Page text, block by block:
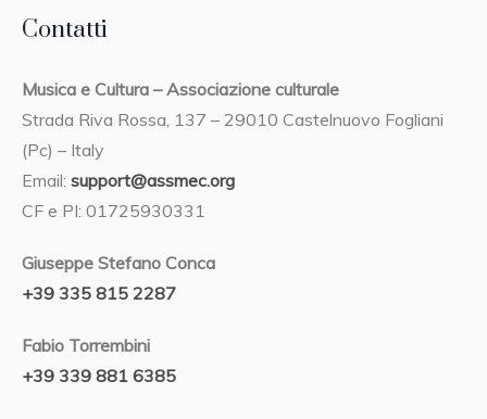
Contatti
Musica e Cultura – Associazione culturale
Strada Riva Rossa, 137 – 29010 Castelnuovo Fogliani
(Pc) – Italy
Email:support@assmec.org
CF e PI: 01725930331
Giuseppe Stefano Conca
+39 335 815 2287
Fabio Torrembini
+39 339 881 6385